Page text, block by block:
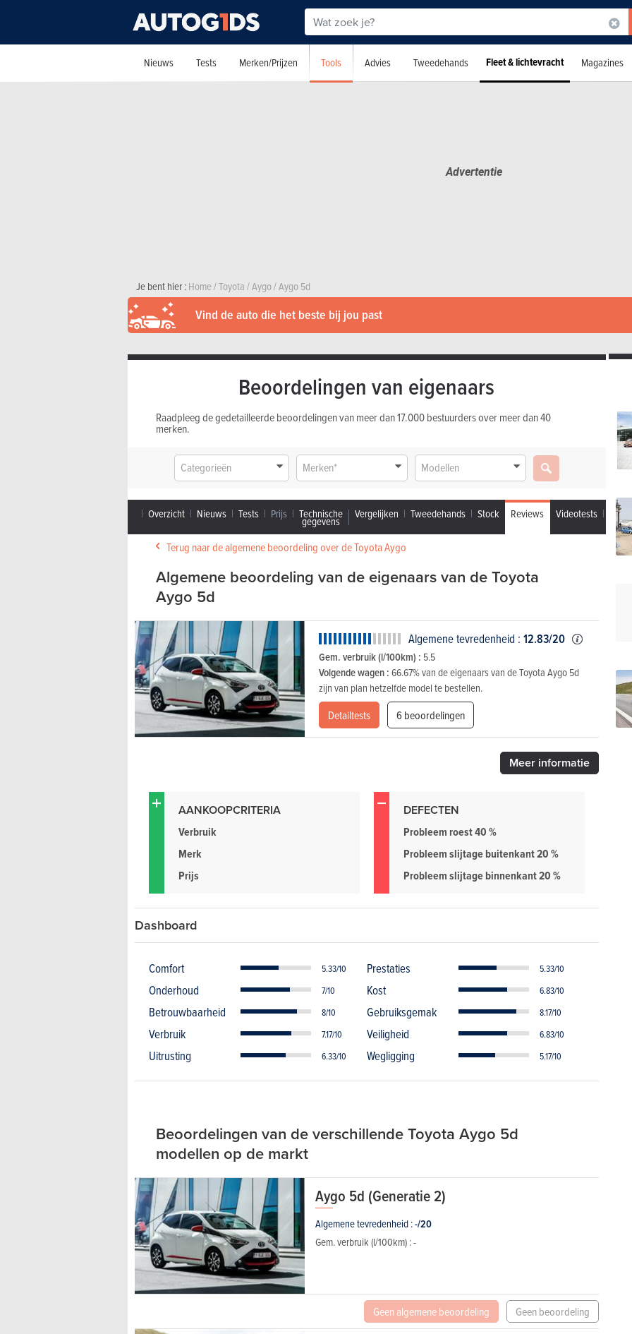
Nieuws Tests Merken/Prijzen Tools Advies Tweedehands Fleet & lichtevracht Magazines
Je bent hier :Home/Toyota/Aygo/Aygo 5d
Vind de auto die het beste bij jou past
Beoordelingen van eigenaars
Raadpleeg de gedetailleerde beoordelingen van meer dan 17.000 bestuurders over meer dan 40
merken.
Categorieën Merken* Modellen
Overzicht Nieuws Tests Prijs Technische
gegevens
Vergelijken Tweedehands Stock Reviews Videotests
Terug naar de algemene beoordeling over de Toyota Aygo
Algemene beoordeling van de eigenaars van de Toyota
Aygo 5d
Algemene tevredenheid : 12.83/20
Gem. verbruik (l/100km) : 5.5
Volgende wagen :66.67% van de eigenaars van de Toyota Aygo 5d
zijn van plan hetzelfde model te bestellen.
Detailtests 6 beoordelingen
Meer informatie
AANKOOPCRITERIA
Verbruik
Merk
Prijs
DEFECTEN
Probleem roest 40 %
Probleem slijtage buitenkant 20 %
Probleem slijtage binnenkant 20 %
Dashboard
Comfort 5.33/10 Prestaties 5.33/10
Onderhoud 7/10 Kost 6.83/10
Betrouwbaarheid 8/10 Gebruiksgemak 8.17/10
Verbruik 7.17/10 Veiligheid 6.83/10
Uitrusting 6.33/10 Wegligging 5.17/10
Beoordelingen van de verschillende Toyota Aygo 5d
modellen op de markt
Aygo 5d (Generatie 2)
Algemene tevredenheid :-/20
Gem. verbruik (l/100km) :-
Geen algemene beoordeling Geen beoordeling